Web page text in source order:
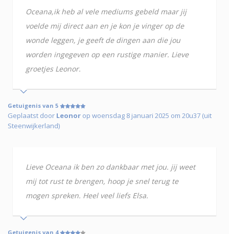
Oceana,ik heb al vele mediums gebeld maar jij
voelde mij direct aan en je kon je vinger op de
wonde leggen, je geeft de dingen aan die jou
worden ingegeven op een rustige manier. Lieve
groetjes Leonor.
Getuigenis van 5
Geplaatst door Leonor op woensdag 8 januari 2025 om 20u37 (uit
Steenwijkerland)
Lieve Oceana ik ben zo dankbaar met jou. jij weet
mij tot rust te brengen, hoop je snel terug te
mogen spreken. Heel veel liefs Elsa.
Getuigenis van 4